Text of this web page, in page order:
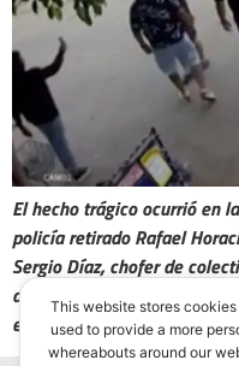
El hecho trágico ocurrió en
policía retirado Rafael
Sergio Díaz, chofer de
de la música. La víctima
encuentra actualmente
This website stores
used to provide a more
whereabouts around our